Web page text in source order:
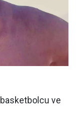
basketbolcu ve